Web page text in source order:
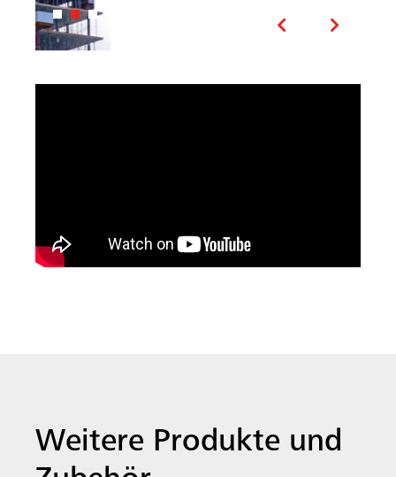
konzipiert, dass sie miteinander